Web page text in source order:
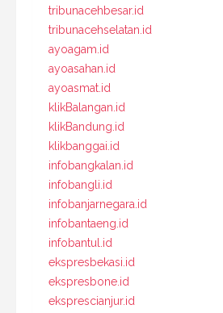
tribunacehbesar.id
tribunacehselatan.id
ayoagam.id
ayoasahan.id
ayoasmat.id
klikBalangan.id
klikBandung.id
klikbanggai.id
infobangkalan.id
infobangli.id
infobanjarnegara.id
infobantaeng.id
infobantul.id
ekspresbekasi.id
ekspresbone.id
eksprescianjur.id